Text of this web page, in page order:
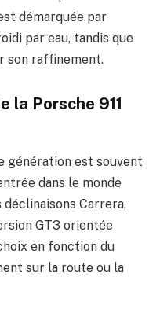
démarquée par
par eau, tandis que
son raffinement.
la Porsche 911
génération est souvent
dans le monde
déclinaisons Carrera,
GT3 orientée
en fonction du
sur la route ou la